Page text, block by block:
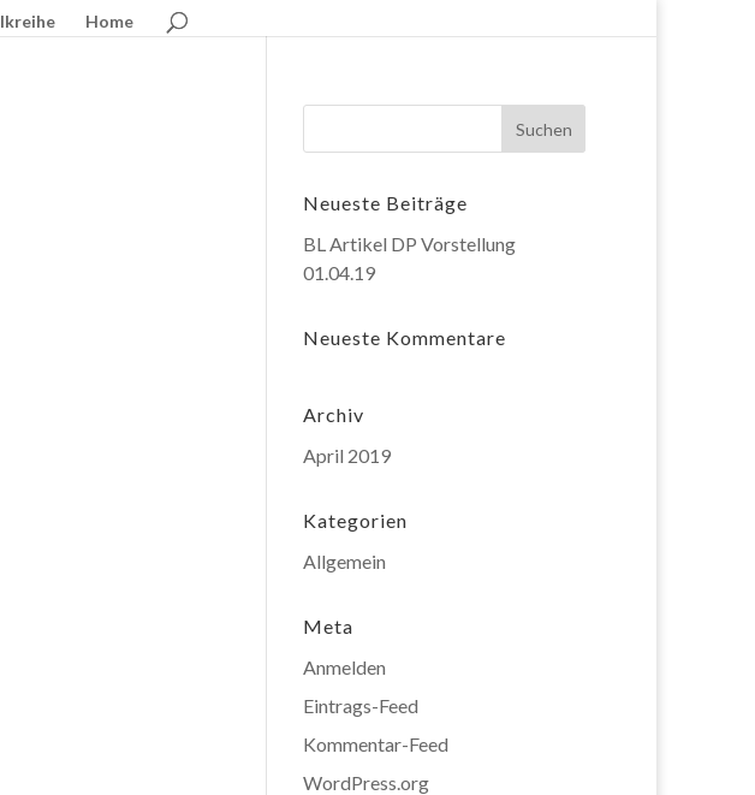
Home
Neueste Beiträge
BL Artikel DP Vorstellung
01.04.19
Neueste Kommentare
Archiv
April 2019
Kategorien
Allgemein
Meta
Anmelden
Eintrags-Feed
Kommentar-Feed
WordPress.org